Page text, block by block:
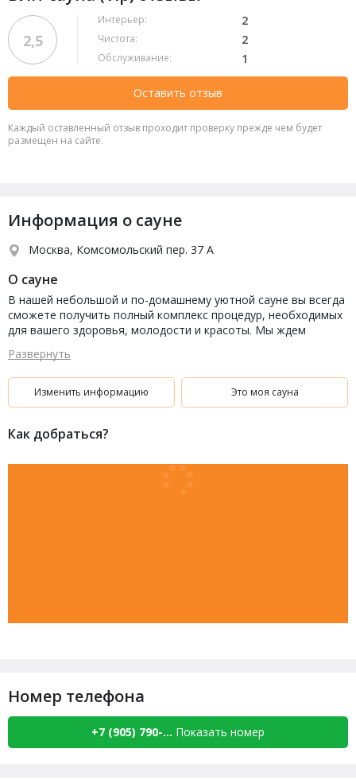
2,5
Интерьер: 2
Чистота: 2
Обслуживание: 1
Оставить отзыв
Каждый оставленный отзыв проходит проверку прежде чем будет
размещен на сайте.
Информация о сауне
Москва, Комсомольский пер. 37 А
О сауне
В нашей небольшой и по-домашнему уютной сауне вы всегда
сможете получить полный комплекс процедур, необходимых
для вашего здоровья, молодости и красоты. Мы ждем
Развернуть
Изменить информацию Это моя сауна
Как добраться?
Номер телефона
+7 (905) 790-... Показать номер